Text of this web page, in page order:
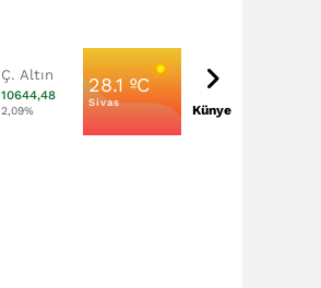
Ç. Altın
10644,48
2,09%
28.1 ºC
Sivas
Künye